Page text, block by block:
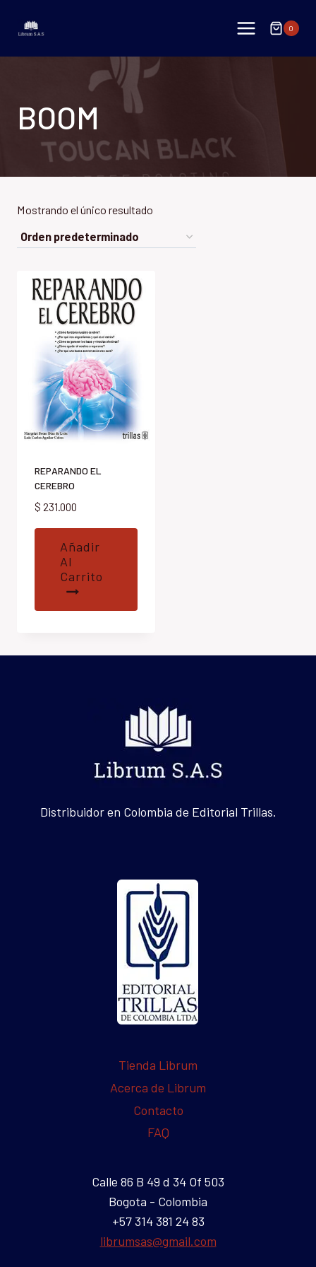
0
BOOM
Mostrando el único resultado
REPARANDO EL
CEREBRO
$ 231.000
Añadir
Al
Carrito
Distribuidor en Colombia de Editorial Trillas.
Tienda Librum
Acerca de Librum
Contacto
FAQ
Calle 86 B 49 d 34 Of 503
Bogota - Colombia
+57 314 381 24 83
librumsas@gmail.com